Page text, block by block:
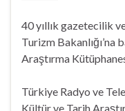
40 yıllık gazetecilik
Turizm
Araştırma
Türkiye Radyo ve
Kültür ve Tarih